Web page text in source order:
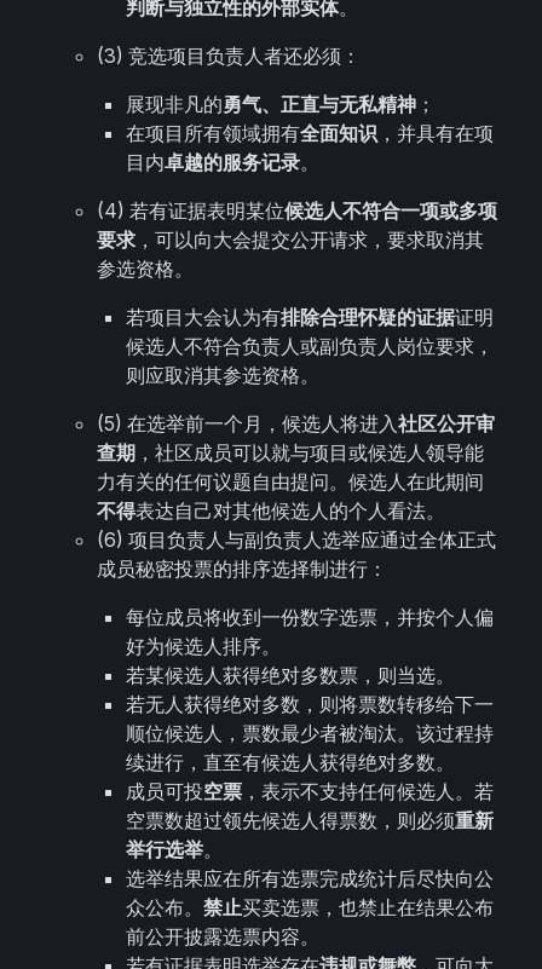
判断与独立性的外部实体。
(3) 竞选项目负责人者还必须：
展现非凡的勇气、正直与无私精神 ；
在项目所有领域拥有全面知识 ，并具有在项
目内卓越的服务记录。
(4) 若有证据表明某位候选人不符合一项或多项
要求 ，可以向大会提交公开请求，要求取消其
参选资格。
若项目大会认为有排除合理怀疑的证据证明
候选人不符合负责人或副负责人岗位要求，
则应取消其参选资格。
(5) 在选举前一个月，候选人将进入社区公开审
查期 ，社区成员可以就与项目或候选人领导能
力有关的任何议题自由提问。候选人在此期间
不得表达自己对其他候选人的个人看法。
(6) 项目负责人与副负责人选举应通过全体正式
成员秘密投票的排序选择制进行：
每位成员将收到一份数字选票，并按个人偏
好为候选人排序。
若某候选人获得绝对多数票，则当选。
若无人获得绝对多数，则将票数转移给下一
顺位候选人，票数最少者被淘汰。该过程持
续进行，直至有候选人获得绝对多数。
成员可投空票 ，表示不支持任何候选人。若
空票数超过领先候选人得票数，则必须重新
举行选举。
选举结果应在所有选票完成统计后尽快向公
众公布。禁止买卖选票，也禁止在结果公布
前公开披露选票内容。